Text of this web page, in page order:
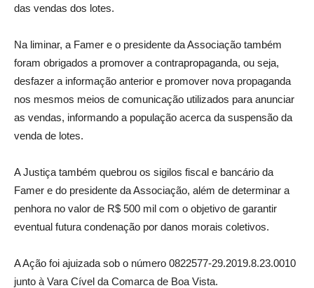
das vendas dos lotes.
Na liminar, a Famer e o presidente da Associação também
foram obrigados a promover a contrapropaganda, ou seja,
desfazer a informação anterior e promover nova propaganda
nos mesmos meios de comunicação utilizados para anunciar
as vendas, informando a população acerca da suspensão da
venda de lotes.
A Justiça também quebrou os sigilos fiscal e bancário da
Famer e do presidente da Associação, além de determinar a
penhora no valor de R$ 500 mil com o objetivo de garantir
eventual futura condenação por danos morais coletivos.
A Ação foi ajuizada sob o número 0822577-29.2019.8.23.0010
junto à Vara Cível da Comarca de Boa Vista.